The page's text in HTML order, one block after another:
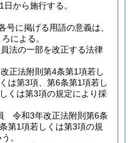
から施行する。
号に掲げる用語の意義は、
による。
法の一部を改正する法律
正法附則第4条第1項若し
は第3項、第6条第1項若し
くは第3項の規定により採
令和3年改正法附則第6条
第1項若しくは第3項の規
。